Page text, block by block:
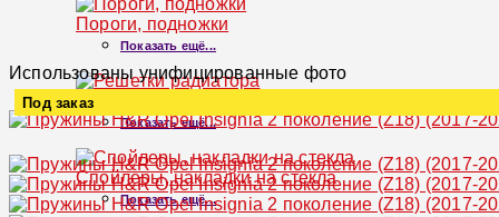
Пороги, подножки
Показать ещё...
Решетки радиатора
Показать ещё...
Спойлеры, накладки на стекла
Показать ещё...
Использованы унифицированные фото
Под заказ